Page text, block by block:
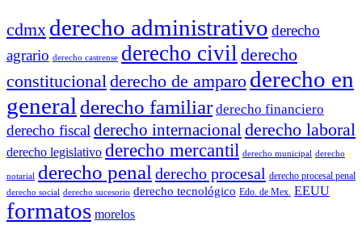
cdmx derecho administrativo derecho
agrario derecho castrense derecho civil derecho
constitucionalderecho de amparo derecho en
general derecho familiar derecho financiero
derecho fiscalderecho internacionalderecho laboral
derecho legislativo derecho mercantil derecho municipal derecho
notarial derecho penal derecho procesal derecho procesal penal
derecho social derecho sucesorio derecho tecnológico Edo. de Mex. EEUU
formatos morelos